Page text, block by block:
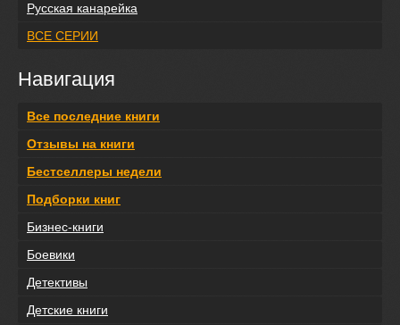
Русская канарейка
ВСЕ СЕРИИ
Навигация
Все последние книги
Отзывы на книги
Бестселлеры недели
Подборки книг
Бизнес-книги
Боевики
Детективы
Детские книги